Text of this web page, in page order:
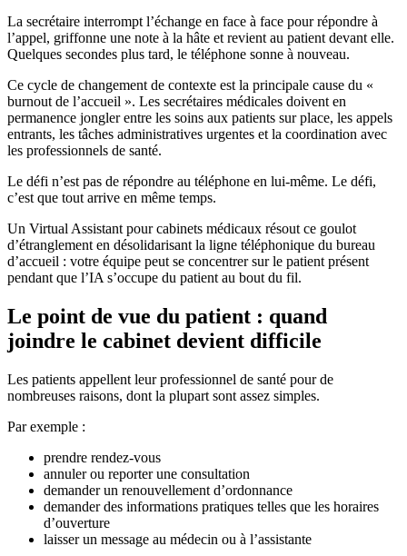
La secrétaire interrompt l’échange en face à face pour répondre à
l’appel, griffonne une note à la hâte et revient au patient devant elle.
Quelques secondes plus tard, le téléphone sonne à nouveau.
Ce cycle de changement de contexte est la principale cause du «
burnout de l’accueil ». Les secrétaires médicales doivent en
permanence jongler entre les soins aux patients sur place, les appels
entrants, les tâches administratives urgentes et la coordination avec
les professionnels de santé.
Le défi n’est pas de répondre au téléphone en lui-même. Le défi,
c’est que tout arrive en même temps.
Un Virtual Assistant pour cabinets médicaux résout ce goulot
d’étranglement en désolidarisant la ligne téléphonique du bureau
d’accueil : votre équipe peut se concentrer sur le patient présent
pendant que l’IA s’occupe du patient au bout du fil.
Le point de vue du patient : quand
joindre le cabinet devient difficile
Les patients appellent leur professionnel de santé pour de
nombreuses raisons, dont la plupart sont assez simples.
Par exemple :
prendre rendez-vous
annuler ou reporter une consultation
demander un renouvellement d’ordonnance
demander des informations pratiques telles que les horaires
d’ouverture
laisser un message au médecin ou à l’assistante